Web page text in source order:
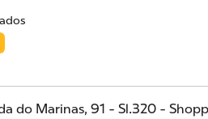
do Marinas, 91 - Sl.320 -